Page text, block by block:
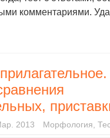
комментариями.
2013 Морфология,